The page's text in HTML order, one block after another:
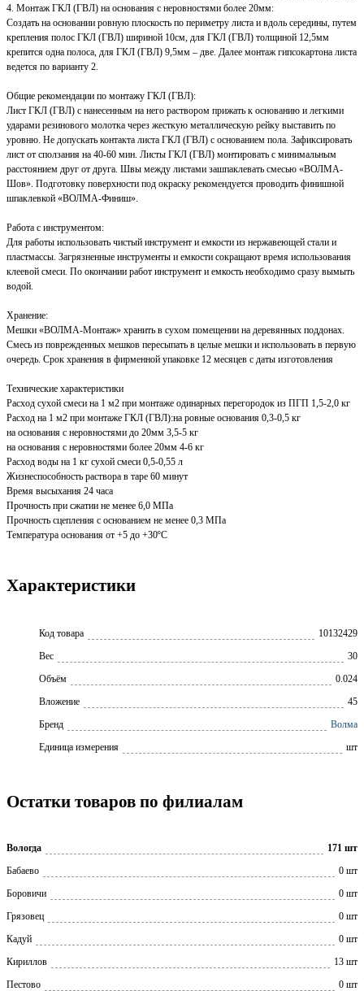
4. Монтаж ГКЛ (ГВЛ) на основания с неровностями более 20мм:
Создать на основании ровную плоскость по периметру листа и вдоль середины, путем
крепления полос ГКЛ (ГВЛ) шириной 10см, для ГКЛ (ГВЛ) толщиной 12,5мм
крепится одна полоса, для ГКЛ (ГВЛ) 9,5мм – две. Далее монтаж гипсокартона листа
ведется по варианту 2.
Общие рекомендации по монтажу ГКЛ (ГВЛ):
Лист ГКЛ (ГВЛ) с нанесенным на него раствором прижать к основанию и легкими
ударами резинового молотка через жесткую металлическую рейку выставить по
уровню. Не допускать контакта листа ГКЛ (ГВЛ) с основанием пола. Зафиксировать
лист от сползания на 40-60 мин. Листы ГКЛ (ГВЛ) монтировать с минимальным
расстоянием друг от друга. Швы между листами зашпаклевать смесью «ВОЛМА-
Шов». Подготовку поверхности под окраску рекомендуется проводить финишной
шпаклевкой «ВОЛМА-Финиш».
Работа с инструментом:
Для работы использовать чистый инструмент и емкости из нержавеющей стали и
пластмассы. Загрязненные инструменты и емкости сокращают время использования
клеевой смеси. По окончании работ инструмент и емкость необходимо сразу вымыть
водой.
Хранение:
Мешки «ВОЛМА-Монтаж» хранить в сухом помещении на деревянных поддонах.
Смесь из поврежденных мешков пересыпать в целые мешки и использовать в первую
очередь. Срок хранения в фирменной упаковке 12 месяцев с даты изготовления
Технические характеристики
Расход сухой смеси на 1 м2 при монтаже одинарных перегородок из ПГП 1,5-2,0 кг
Расход на 1 м2 при монтаже ГКЛ (ГВЛ):на ровные основания 0,3-0,5 кг
на основания с неровностями до 20мм 3,5-5 кг
на основания с неровностями более 20мм 4-6 кг
Расход воды на 1 кг сухой смеси 0,5-0,55 л
Жизнеспособность раствора в таре 60 минут
Время высыхания 24 часа
Прочность при сжатии не менее 6,0 МПа
Прочность сцепления с основанием не менее 0,3 МПа
Температура основания от +5 до +30ºС
Характеристики
Код товара
10132429
Вес
30
Объём
0.024
Вложение
45
Бренд
Волма
Единица измерения
шт
Остатки товаров по филиалам
Вологда
171 шт
Бабаево
0 шт
Боровичи
0 шт
Грязовец
0 шт
Кадуй
0 шт
Кириллов
13 шт
Пестово
0 шт